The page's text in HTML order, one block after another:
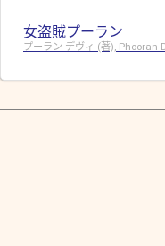
女盗賊プーラン
プーラン デヴィ (著), Phooran